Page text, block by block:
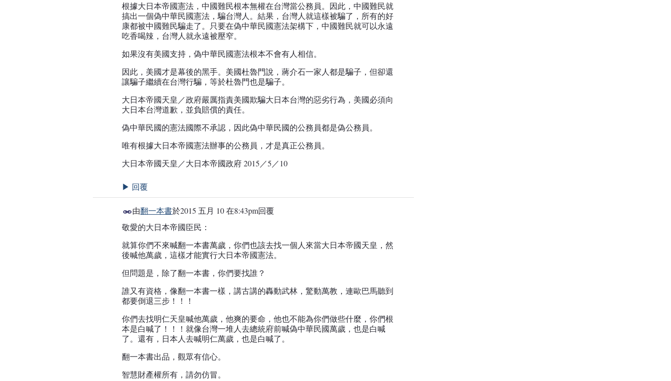
根據大日本帝國憲法，中國難民根本無權在台灣當公務員。因此，中國難民就
搞出一個偽中華民國憲法，騙台灣人。結果，台灣人就這樣被騙了，所有的好
康都被中國難民騙走了。只要在偽中華民國憲法架構下，中國難民就可以永遠
吃香喝辣，台灣人就永遠被壓窄。
如果沒有美國支持，偽中華民國憲法根本不會有人相信。
因此，美國才是幕後的黑手。美國杜魯門說，蔣介石一家人都是騙子，但卻還
讓騙子繼續在台灣行騙，等於杜魯門也是騙子。
大日本帝國天皇／政府嚴厲指責美國欺騙大日本台灣的惡劣行為，美國必須向
大日本台灣道歉，並負賠償的責任。
偽中華民國的憲法國際不承認，因此偽中華民國的公務員都是偽公務員。
唯有根據大日本帝國憲法辦事的公務員，才是真正公務員。
大日本帝國天皇／大日本帝國政府2015／5／10
▶ 回覆
由翻一本書於2015 五月 10 在8:43pm回覆
敬愛的大日本帝國臣民：
就算你們不來喊翻一本書萬歲，你們也該去找一個人來當大日本帝國天皇，然
後喊他萬歲，這樣才能實行大日本帝國憲法。
但問題是，除了翻一本書，你們要找誰？
誰又有資格，像翻一本書一樣，講古講的轟動武林，驚動萬教，連歐巴馬聽到
都要倒退三步！！！
你們去找明仁天皇喊他萬歲，他爽的要命，他也不能為你們做些什麼，你們根
本是白喊了！！！就像台灣一堆人去總統府前喊偽中華民國萬歲，也是白喊
了。還有，日本人去喊明仁萬歲，也是白喊了。
翻一本書出品，觀眾有信心。
智慧財產權所有，請勿仿冒。